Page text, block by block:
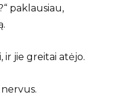
paklausiau,
ir jie greitai atėjo.